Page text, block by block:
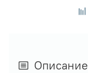
Описание